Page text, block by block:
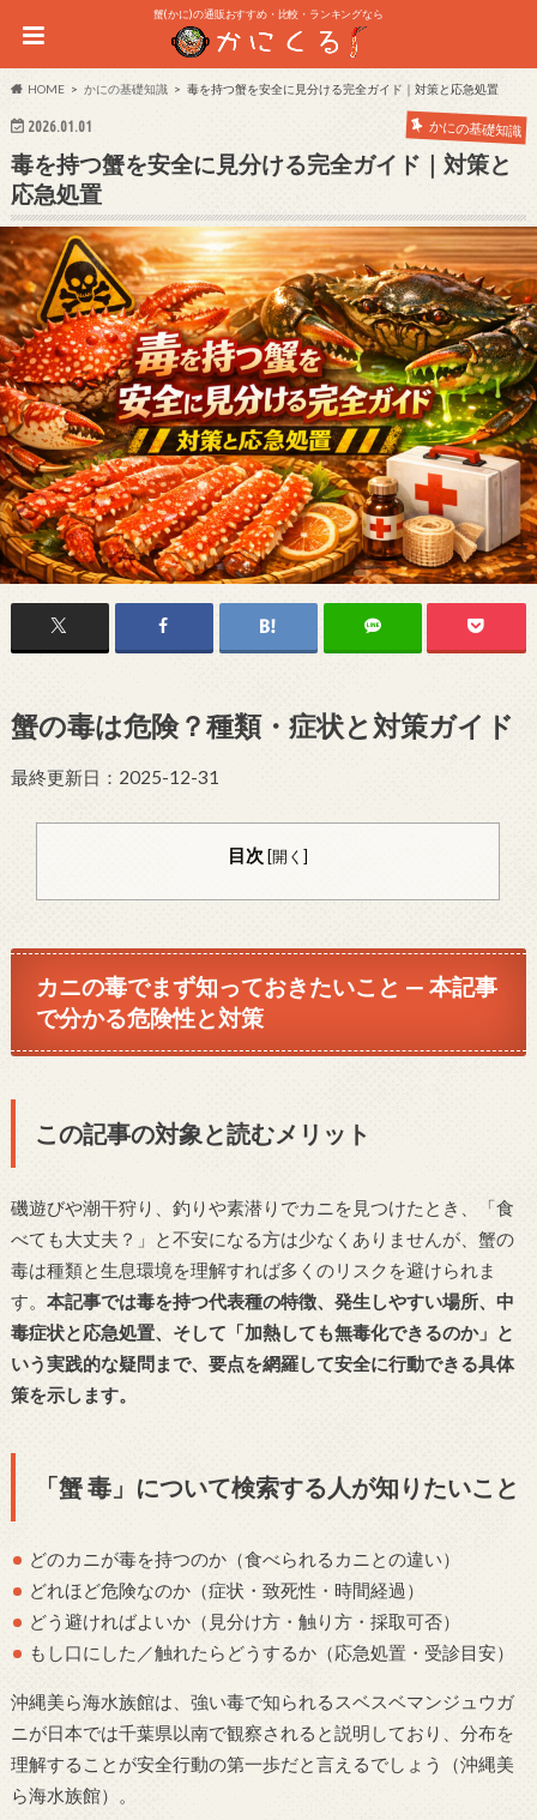
蟹(かに)の通販おすすめ・比較・ランキングなら
HOME かにの基礎知識 毒を持つ蟹を安全に見分ける完全ガイド｜対策と応急処置
2026.01.01 かにの基礎知識
毒を持つ蟹を安全に見分ける完全ガイド｜対策と
応急処置
蟹の毒は危険？種類・症状と対策ガイド
最終更新日：2025-12-31
目次 [開く]
カニの毒でまず知っておきたいこと — 本記事
で分かる危険性と対策
この記事の対象と読むメリット
磯遊びや潮干狩り、釣りや素潜りでカニを見つけたとき、「食
べても大丈夫？」と不安になる方は少なくありませんが、蟹の
毒は種類と生息環境を理解すれば多くのリスクを避けられま
す。 本記事では毒を持つ代表種の特徴、発生しやすい場所、中
毒症状と応急処置、そして「加熱しても無毒化できるのか」と
いう実践的な疑問まで、要点を網羅して安全に行動できる具体
策を示します。
「蟹 毒」について検索する人が知りたいこと
どのカニが毒を持つのか（食べられるカニとの違い）
どれほど危険なのか（症状・致死性・時間経過）
どう避ければよいか（見分け方・触り方・採取可否）
もし口にした／触れたらどうするか（応急処置・受診目安）
沖縄美ら海水族館は、強い毒で知られるスベスベマンジュウガ
ニが日本では千葉県以南で観察されると説明しており、分布を
理解することが安全行動の第一歩だと言えるでしょう（沖縄美
ら海水族館）。